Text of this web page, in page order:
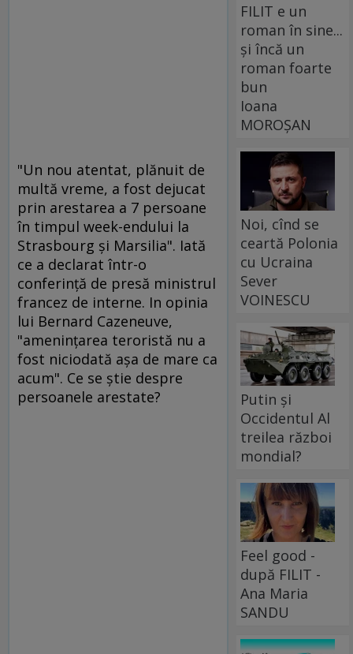
"Un nou atentat, plănuit de
multă vreme, a fost dejucat
prin arestarea a 7 persoane
în timpul week-endului la
Strasbourg şi Marsilia". Iată
ce a declarat într-o
conferinţă de presă ministrul
francez de interne. In opinia
lui Bernard Cazeneuve,
"ameninţarea teroristă nu a
fost niciodată aşa de mare ca
acum". Ce se ştie despre
persoanele arestate?
FILIT e un
roman în sine...
și încă un
roman foarte
bun
Ioana
MOROȘAN
Noi, cînd se
ceartă Polonia
cu Ucraina
Sever
VOINESCU
Putin și
Occidentul Al
treilea război
mondial?
Feel good -
după FILIT -
Ana Maria
SANDU